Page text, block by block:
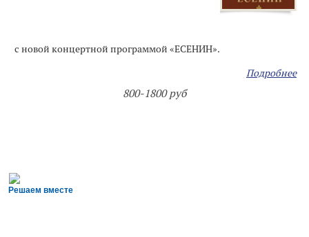
с новой концертной программой «ЕСЕНИН».
Подробнее
800-1800 руб
Решаем вместе